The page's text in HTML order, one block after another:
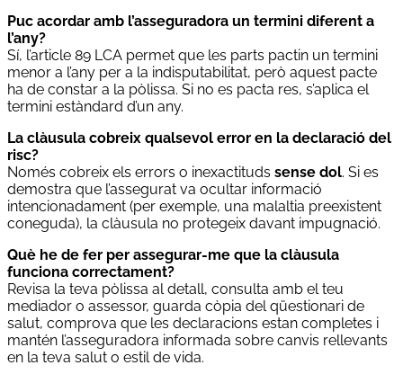
Puc acordar amb l’asseguradora un termini diferent a
l’any?
Sí, l’article 89 LCA permet que les parts pactin un termini
menor a l’any per a la indisputabilitat, però aquest pacte
ha de constar a la pòlissa. Si no es pacta res, s’aplica el
termini estàndard d’un any.
La clàusula cobreix qualsevol error en la declaració del
risc?
Només cobreix els errors o inexactituds sense dol. Si es
demostra que l’assegurat va ocultar informació
intencionadament (per exemple, una malaltia preexistent
coneguda), la clàusula no protegeix davant impugnació.
Què he de fer per assegurar-me que la clàusula
funciona correctament?
Revisa la teva pòlissa al detall, consulta amb el teu
mediador o assessor, guarda còpia del qüestionari de
salut, comprova que les declaracions estan completes i
mantén l’asseguradora informada sobre canvis rellevants
en la teva salut o estil de vida.